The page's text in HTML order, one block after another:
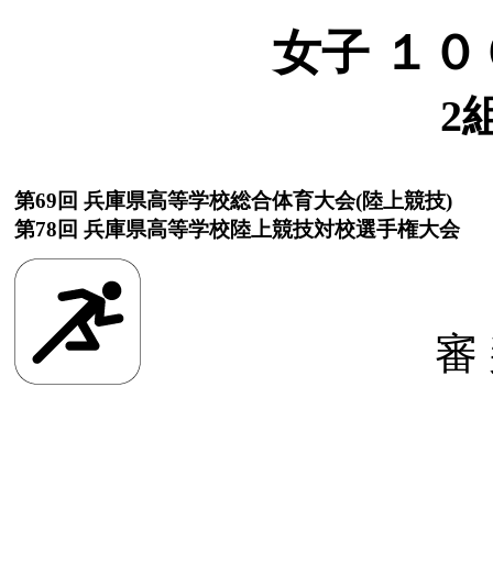
女子 １０
2
第69回 兵庫県高等学校総合体育大会(陸上競技)
第78回 兵庫県高等学校陸上競技対校選手権大会